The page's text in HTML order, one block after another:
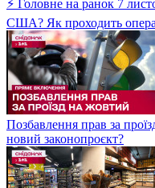
⚡ Головне на ранок 7
США? Як проходить
Позбавлення прав за
новий законопроєкт?